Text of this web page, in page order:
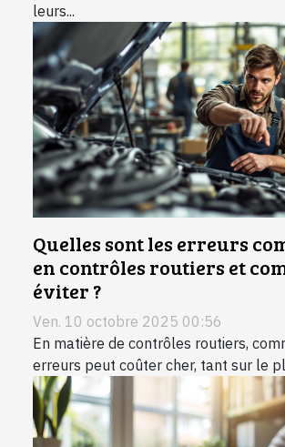
leurs...
Quelles sont les erreurs
en contrôles routiers et
éviter ?
Ven. 10 octobre 2025 00:56
En matière de contrôles routiers,
erreurs peut coûter cher, tant sur le